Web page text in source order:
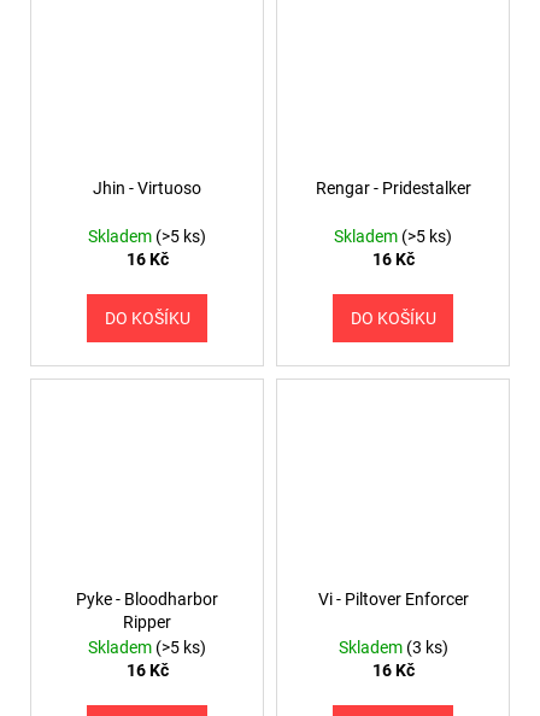
Jhin - Virtuoso
Skladem (>5 ks)
16 Kč
DO KOŠÍKU
Rengar - Pridestalker
Skladem (>5 ks)
16 Kč
DO KOŠÍKU
Pyke - Bloodharbor
Ripper
Skladem (>5 ks)
16 Kč
Vi - Piltover Enforcer
Skladem (3 ks)
16 Kč